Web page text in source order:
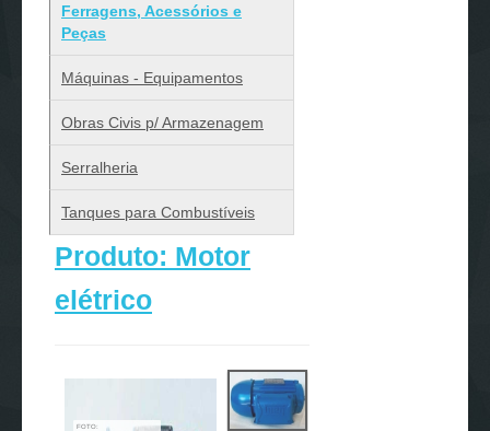
Ferragens, Acessórios e
Peças
Máquinas - Equipamentos
Obras Civis p/ Armazenagem
Serralheria
Tanques para Combustíveis
Produto: Motor
elétrico
FOTO: